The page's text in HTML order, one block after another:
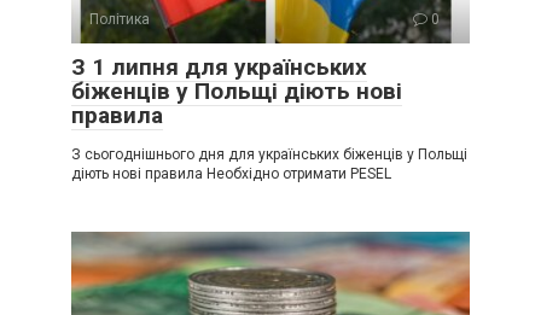
Політика 0
З 1 липня для українських
біженців у Польщі діють нові
правила
З сьогоднішнього дня для українських біженців у Польщі
діють нові правила Необхідно отримати PESEL